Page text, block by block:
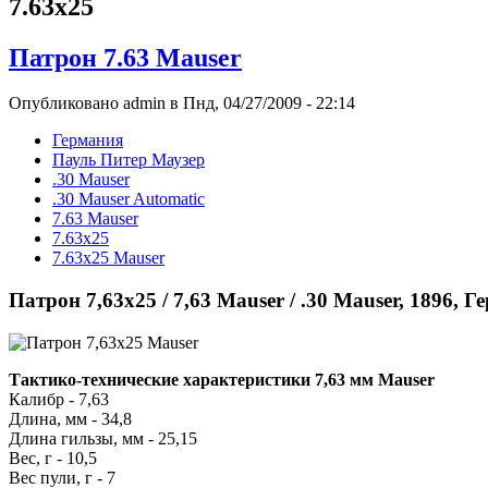
7.63x25
Патрон 7.63 Mauser
Опубликовано admin в Пнд, 04/27/2009 - 22:14
Германия
Пауль Питер Маузер
.30 Mauser
.30 Mauser Automatic
7.63 Mauser
7.63x25
7.63x25 Mauser
Патрон 7,63x25 / 7,63 Mauser / .30 Mauser, 1896,
Тактико-технические характеристики 7,63 мм Mauser
Калибр - 7,63
Длина, мм - 34,8
Длина гильзы, мм - 25,15
Вес, г - 10,5
Вес пули, г - 7